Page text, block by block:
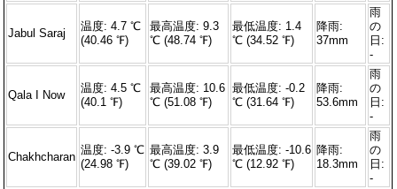
Jabul Saraj
温度: 4.7 ℃
(40.46 ℉)
最高温度: 9.3
℃ (48.74 ℉)
最低温度: 1.4
℃ (34.52 ℉)
降雨:
37mm
雨
の
日:
-
Qala I Now
温度: 4.5 ℃
(40.1 ℉)
最高温度: 10.6
℃ (51.08 ℉)
最低温度: -0.2
℃ (31.64 ℉)
降雨:
53.6mm
雨
の
日:
-
Chakhcharan
温度: -3.9 ℃
(24.98 ℉)
最高温度: 3.9
℃ (39.02 ℉)
最低温度: -10.6
℃ (12.92 ℉)
降雨:
18.3mm
雨
の
日:
-